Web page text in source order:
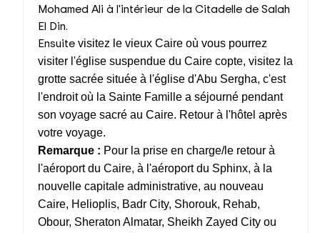
Mohamed Ali à l'intérieur de la Citadelle de Salah
El Din.
Ensuite visitez le vieux Caire où vous pourrez
visiter l'église suspendue du Caire copte, visitez la
grotte sacrée située à l'église d'Abu Sergha, c'est
l'endroit où la Sainte Famille a séjourné pendant
son voyage sacré au Caire. Retour à l'hôtel après
votre voyage.
Remarque : Pour la prise en charge/le retour à
l'aéroport du Caire, à l'aéroport du Sphinx, à la
nouvelle capitale administrative, au nouveau
Caire, Helioplis, Badr City, Shorouk, Rehab,
Obour, Sheraton Almatar, Sheikh Zayed City ou